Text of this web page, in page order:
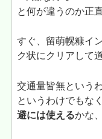
と何が違うのか正
すぐ、留萌幌糠イ
ク状にクリアして
交通量皆無という
というわけでもな
避には使えるかな